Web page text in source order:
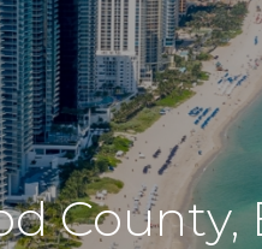
County,